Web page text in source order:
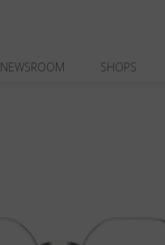
NEWSROOM SHOPS